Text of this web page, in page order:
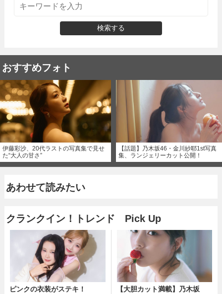
検索する
おすすめフォト
伊藤彩沙、20代ラストの写真集で見せ
た“大人の甘さ”
【話題】乃木坂46・金川紗耶1st写真
集、ランジェリーカット公開！
あわせて読みたい
クランクイン！トレンド Pick Up
ピンクの衣装がステキ！
【大胆カット満載】乃木坂